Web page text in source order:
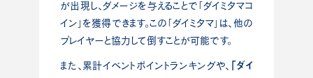
が出現し、ダメージを与えることで「ダイミタマコ
イン」を獲得できます。この「ダイミタマ」は、他の
プレイヤーと協力して倒すことが可能です。
また、累計イベントポイントランキングや、 「ダイ